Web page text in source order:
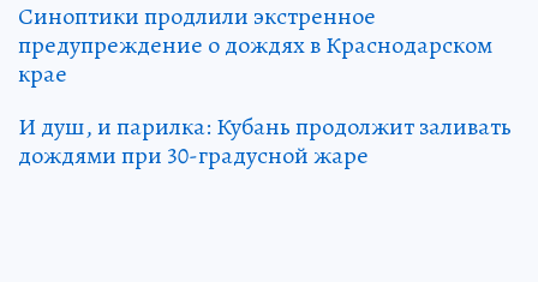
Синоптики продлили экстренное
предупреждение о дождях в Краснодарском
крае
И душ, и парилка: Кубань продолжит заливать
дождями при 30-градусной жаре